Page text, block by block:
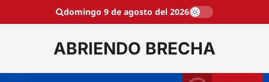
domingo 9 de agosto del 2026
ABRIENDO BRECHA